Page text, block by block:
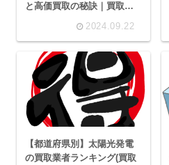
と高価買取の秘訣｜買取業
者ランキングも紹介
2024.09.22
【都道府県別】太陽光発電
の買取業者ランキング(買取